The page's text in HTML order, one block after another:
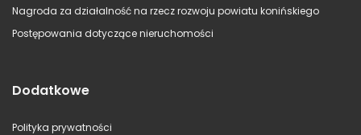
Nagroda za działalność na rzecz rozwoju powiatu konińskiego
Postępowania dotyczące nieruchomości
Dodatkowe
Polityka prywatności